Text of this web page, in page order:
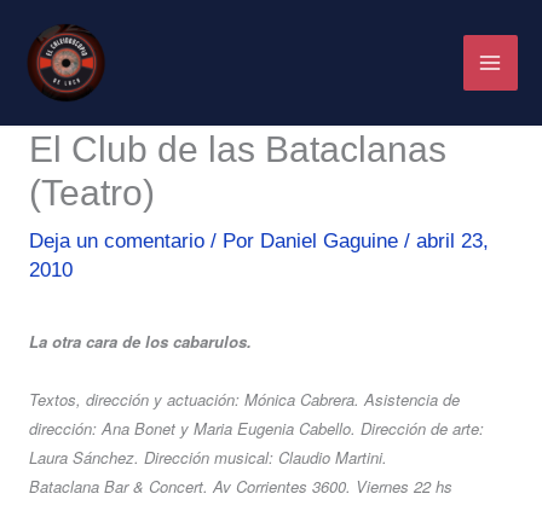
contenido
El Club de las Bataclanas
(Teatro)
Deja un comentario / Por Daniel Gaguine / abril 23,
2010
La otra cara de los cabarulos.
Textos, dirección y actuación: Mónica Cabrera. Asistencia de
dirección: Ana Bonet y Maria Eugenia Cabello. Dirección de arte:
Laura Sánchez. Dirección musical: Claudio Martini.
Bataclana Bar & Concert. Av Corrientes 3600. Viernes 22 hs